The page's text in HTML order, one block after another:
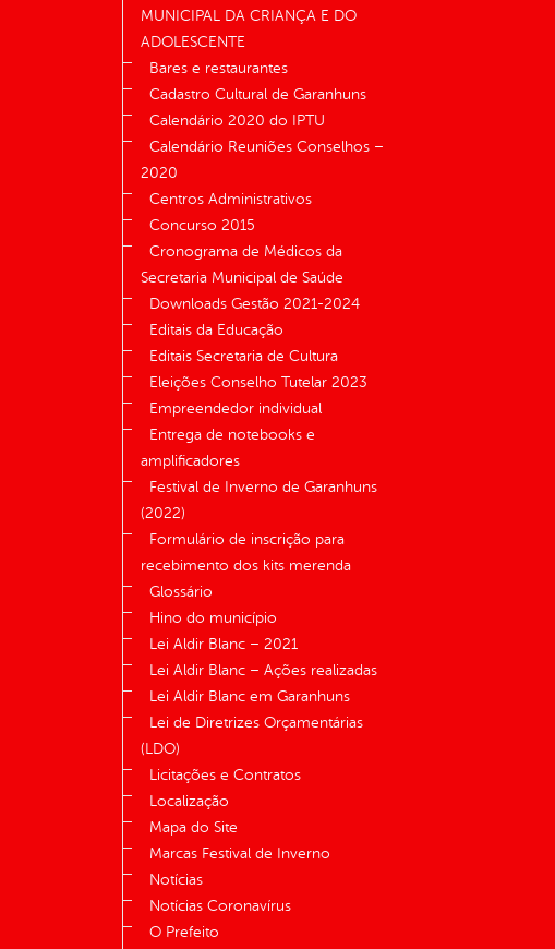
MUNICIPAL DA CRIANÇA E DO
ADOLESCENTE
Bares e restaurantes
Cadastro Cultural de Garanhuns
Calendário 2020 do IPTU
Calendário Reuniões Conselhos –
2020
Centros Administrativos
Concurso 2015
Cronograma de Médicos da
Secretaria Municipal de Saúde
Downloads Gestão 2021-2024
Editais da Educação
Editais Secretaria de Cultura
Eleições Conselho Tutelar 2023
Empreendedor individual
Entrega de notebooks e
amplificadores
Festival de Inverno de Garanhuns
(2022)
Formulário de inscrição para
recebimento dos kits merenda
Glossário
Hino do município
Lei Aldir Blanc – 2021
Lei Aldir Blanc – Ações realizadas
Lei Aldir Blanc em Garanhuns
Lei de Diretrizes Orçamentárias
(LDO)
Licitações e Contratos
Localização
Mapa do Site
Marcas Festival de Inverno
Notícias
Notícias Coronavírus
O Prefeito